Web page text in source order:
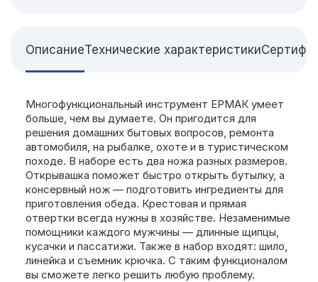
ОписаниеТехнические характеристики
Многофункциональный инструмент ЕРМАК умеет
больше, чем вы думаете. Он пригодится для
решения домашних бытовых вопросов, ремонта
автомобиля, на рыбалке, охоте и в туристическом
походе. В наборе есть два ножа разных размеров.
Открывашка поможет быстро открыть бутылку, а
консервный нож — подготовить ингредиенты для
приготовления обеда. Крестовая и прямая
отвертки всегда нужны в хозяйстве. Незаменимые
помощники каждого мужчины — длинные щипцы,
кусачки и пассатижи. Также в набор входят: шило,
линейка и съемник крючка. С таким функционалом
вы сможете легко решить любую проблему.